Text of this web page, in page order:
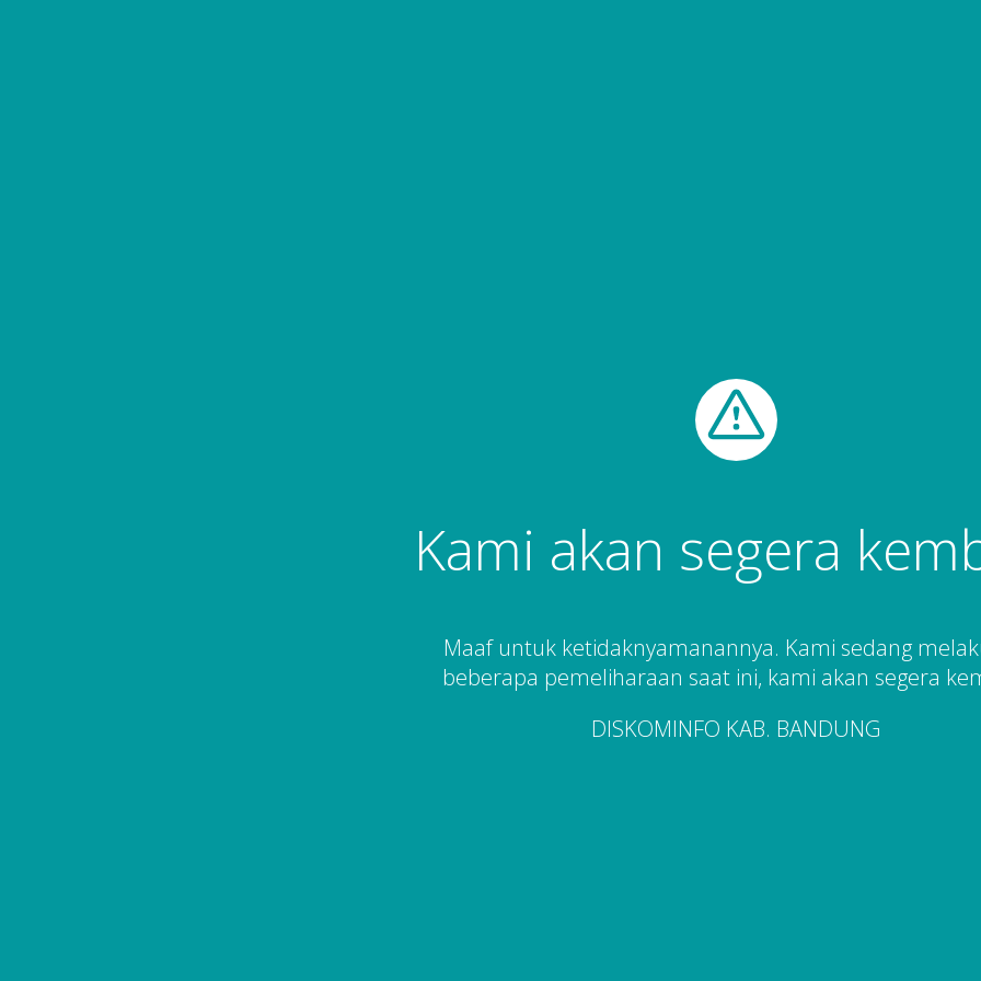
Kami akan segera
Maaf untuk ketidaknyamanannya. Kami sedang
beberapa pemeliharaan saat ini, kami akan segera
DISKOMINFO KAB. BANDUNG